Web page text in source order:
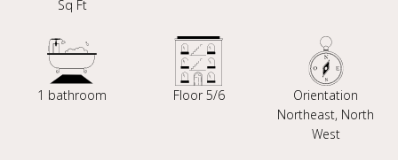
Sq Ft
1 bathroom Floor 5/6
Orientation
Northeast, North
West